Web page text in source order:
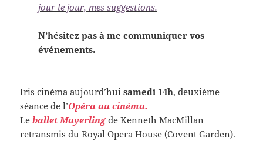
jour le jour, mes suggestions.
N’hésitez pas à me communiquer vos
événements.
Iris cinéma aujourd’huisamedi 14h, deuxième
séance de l’Opéra au cinéma.
Leballet Mayerlingde Kenneth MacMillan
retransmis du Royal Opera House (Covent Garden).